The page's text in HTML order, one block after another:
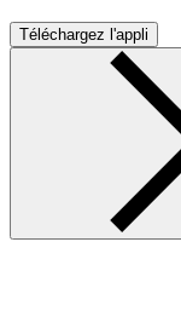
Téléchargez l'appli